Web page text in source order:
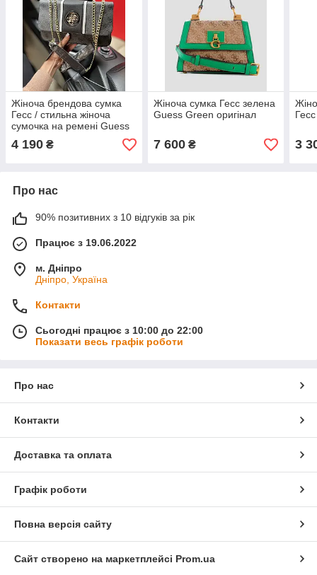
Жіноча брендова сумка
Гесс / стильна жіноча
сумочка на ремені Guess
4 190 ₴
Жіноча сумка Гесс зелена
Guess Green оригінал
7 600₴ 3
Про нас
90% позитивних з 10 відгуків за рік
Працює з 19.06.2022
м. Дніпро
Дніпро, Україна
Контакти
Сьогодні працює з 10:00 до 22:00
Показати весь графік роботи
Про нас
Контакти
Доставка та оплата
Графік роботи
Повна версія сайту
Сайт створено на маркетплейсі Prom.ua